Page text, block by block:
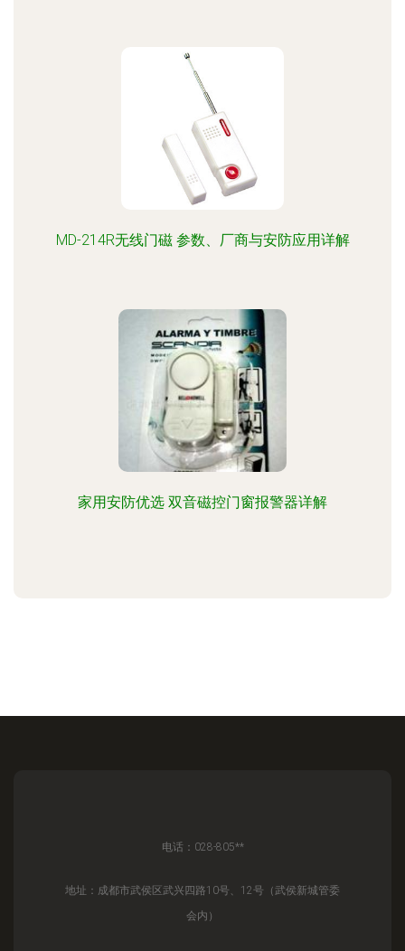
MD-214R无线门磁 参数、厂商与安防应用详解
家用安防优选 双音磁控门窗报警器详解
电话：028-805**
地址：成都市武侯区武兴四路10号、12号（武侯新城管委
会内）